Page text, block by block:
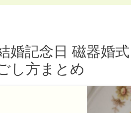
婚記念日 磁器婚
し方まとめ